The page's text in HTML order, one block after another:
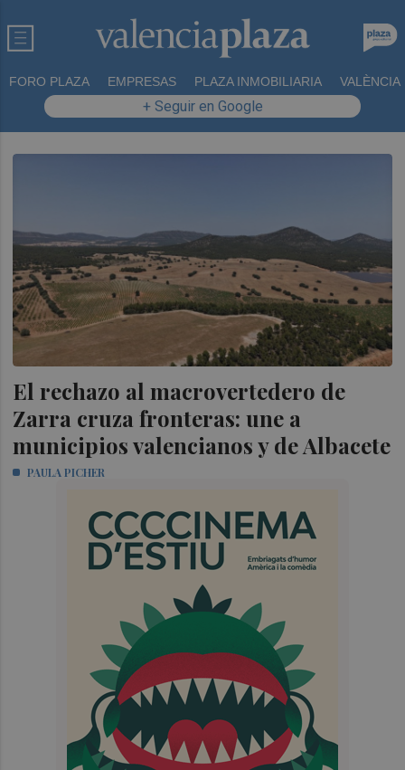
FORO PLAZA EMPRESAS PLAZA INMOBILIARIA VALÈNCIA
+ Seguir en Google
El rechazo al macrovertedero de
Zarra cruza fronteras: une a
municipios valencianos y de Albacete
PAULA PICHER